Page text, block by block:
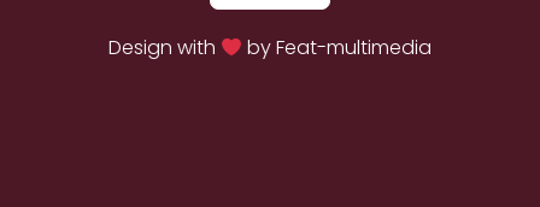
Design with by Feat-multimedia